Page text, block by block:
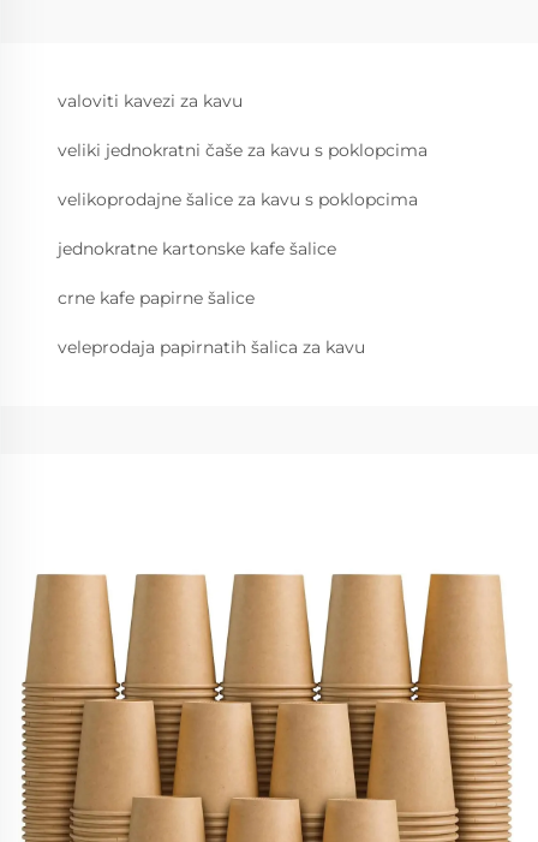
valoviti kavezi za kavu
veliki jednokratni čaše za kavu s poklopcima
velikoprodajne šalice za kavu s poklopcima
jednokratne kartonske kafe šalice
crne kafe papirne šalice
veleprodaja papirnatih šalica za kavu